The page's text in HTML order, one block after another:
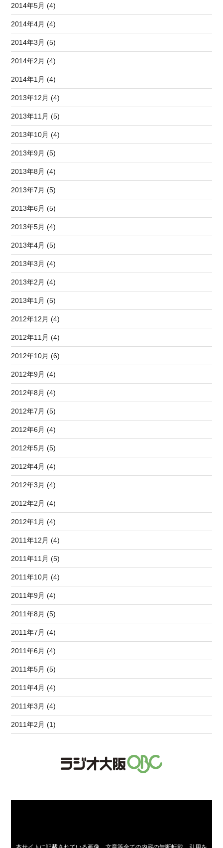
2014年5月 (4)
2014年4月 (4)
2014年3月 (5)
2014年2月 (4)
2014年1月 (4)
2013年12月 (4)
2013年11月 (5)
2013年10月 (4)
2013年9月 (5)
2013年8月 (4)
2013年7月 (5)
2013年6月 (5)
2013年5月 (4)
2013年4月 (5)
2013年3月 (4)
2013年2月 (4)
2013年1月 (5)
2012年12月 (4)
2012年11月 (4)
2012年10月 (6)
2012年9月 (4)
2012年8月 (4)
2012年7月 (5)
2012年6月 (4)
2012年5月 (5)
2012年4月 (4)
2012年3月 (4)
2012年2月 (4)
2012年1月 (4)
2011年12月 (4)
2011年11月 (5)
2011年10月 (4)
2011年9月 (4)
2011年8月 (5)
2011年7月 (4)
2011年6月 (4)
2011年5月 (5)
2011年4月 (4)
2011年3月 (4)
2011年2月 (1)